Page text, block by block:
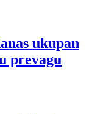
ukupan
prevagu